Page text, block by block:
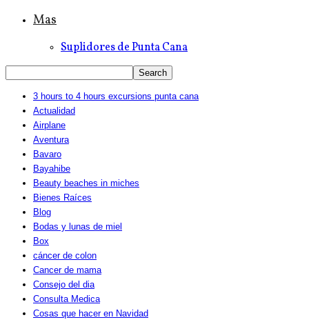
Mas
Suplidores de Punta Cana
3 hours to 4 hours excursions punta cana
Actualidad
Airplane
Aventura
Bavaro
Bayahibe
Beauty beaches in miches
Bienes Raíces
Blog
Bodas y lunas de miel
Box
cáncer de colon
Cancer de mama
Consejo del dia
Consulta Medica
Cosas que hacer en Navidad